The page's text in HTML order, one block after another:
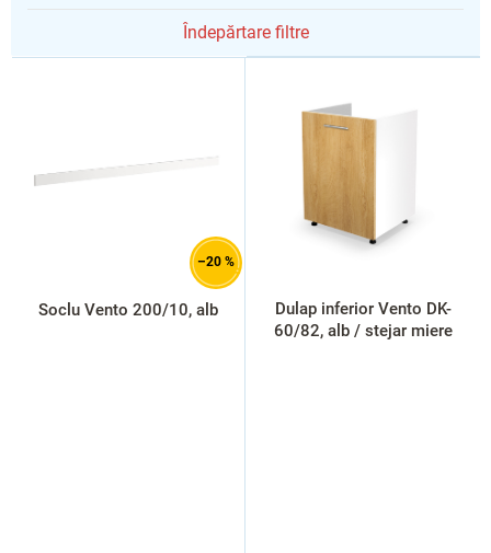
Îndepărtare filtre
L
–20 %
Soclu Vento 200/10, alb
Dulap inferior Vento DK-
60/82, alb / stejar miere